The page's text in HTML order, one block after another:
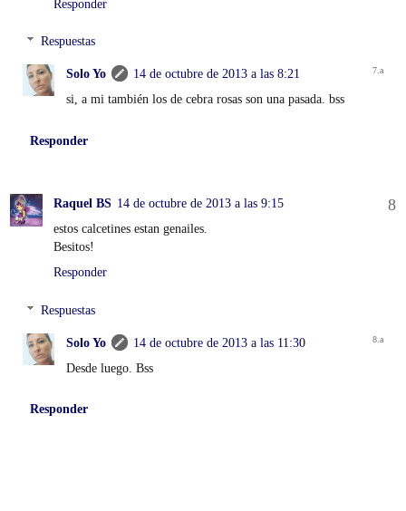
Responder
Respuestas
Solo Yo
14 de octubre de 2013 a las 8:21
si, a mi también los de cebra rosas son una pasada. bss
Responder
Raquel BS 14 de octubre de 2013 a las 9:15
estos calcetines estan genailes.
Besitos!
Responder
Respuestas
Solo Yo
14 de octubre de 2013 a las 11:30
Desde luego. Bss
Responder